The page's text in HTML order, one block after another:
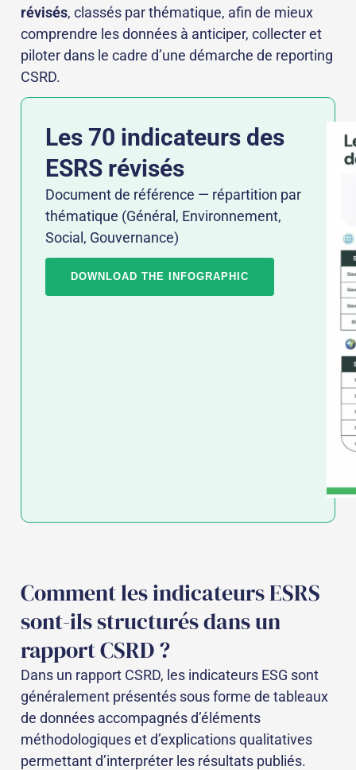
révisés, classés par thématique, afin de mieux
comprendre les données à anticiper, collecter et
piloter dans le cadre d’une démarche de reporting
CSRD.
Les 70 indicateurs des
ESRS révisés
Document de référence — répartition par
thématique (Général, Environnement,
Social, Gouvernance)
DOWNLOAD THE INFOGRAPHIC
Comment les indicateurs ESRS
sont-ils structurés dans un
rapport CSRD ?
Dans un rapport CSRD, les indicateurs ESG sont
généralement présentés sous forme de tableaux
de données accompagnés d’éléments
méthodologiques et d’explications qualitatives
permettant d’interpréter les résultats publiés.